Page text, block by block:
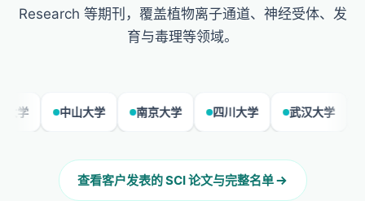
Research 等期刊，覆盖植物离子通道、神经受体、发
育与毒理等领域。
中山大学 南京大学 四川大学 武汉大学 同济大学
查看客户发表的 SCI 论文与完整名单